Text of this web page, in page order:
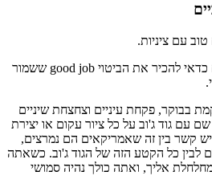
עם ציניות.
כדי להבין עד כמה הם חיוביים כדאי להכיר את הביטוי good job ששמור
בבוקר, פקחת עיניים וצחצחת שיניים
שם עם גוד ג'וב על כל ציור עקום או יצירת
קשר בין זה שאמריקאים הם נמרצים,
לבין כל הקטע הזה של הגוד ג'וב. כשאתה
אליך, ואתה כולך נהיה סמושי